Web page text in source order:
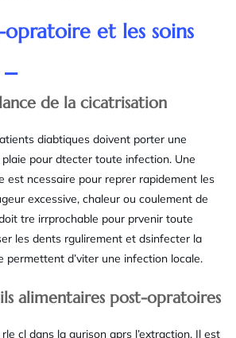
opratoire et les soins
de la cicatrisation
diabtiques doivent porter une
pour dtecter toute infection. Une
est ncessaire pour reprer rapidement les
excessive, chaleur ou coulement de
tre irrprochable pour prvenir toute
les dents rgulirement et dsinfecter la
permettent d’viter une infection locale.
alimentaires post-opratoires
cl dans la gurison aprs l’extraction. Il est